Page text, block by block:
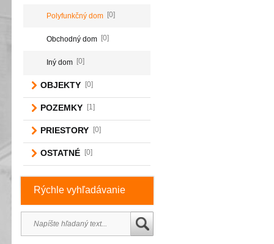
Polyfunkčný dom [0]
Obchodný dom [0]
Iný dom [0]
OBJEKTY [0]
POZEMKY [1]
PRIESTORY [0]
OSTATNÉ [0]
Rýchle vyhľadávanie